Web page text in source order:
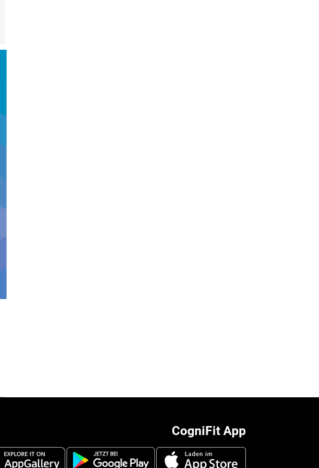
CogniFit App